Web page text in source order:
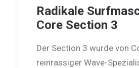
Radikale
Core Section 3
Der Section 3 wurde von
reinrassiger Wave-